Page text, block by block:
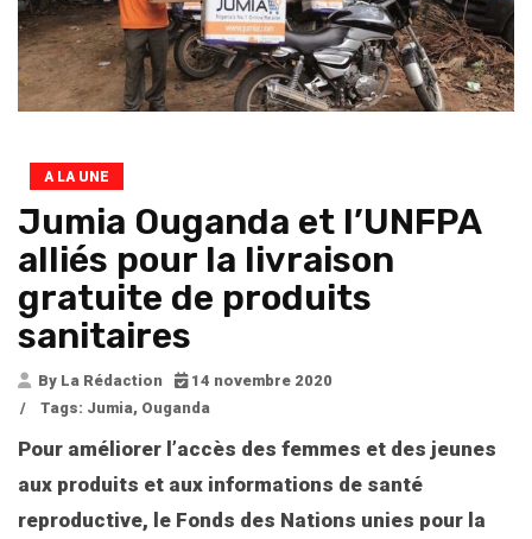
A LA UNE
Jumia Ouganda et l’UNFPA
alliés pour la livraison
gratuite de produits
sanitaires
By La Rédaction
14 novembre 2020
/
Tags: Jumia, Ouganda
Pour améliorer l’accès des femmes et des jeunes
aux produits et aux informations de santé
reproductive, le Fonds des Nations unies pour la